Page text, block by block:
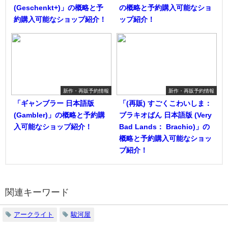
(Geschenkt+)」の概略と予
約購入可能なショップ紹介！
の概略と予約購入可能なショ
ップ紹介！
新作・再販予約情報
「ギャンブラー 日本語版
(Gambler)」の概略と予約購
入可能なショップ紹介！
新作・再販予約情報
「(再販) すごくこわいしま：
ブラキオばん 日本語版 (Very
Bad Lands： Brachio)」の
概略と予約購入可能なショッ
プ紹介！
関連キーワード
アークライト 駿河屋